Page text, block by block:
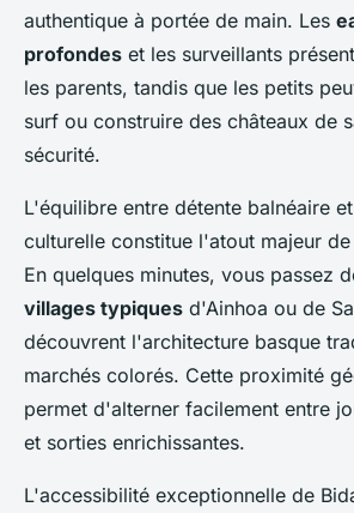
authentique à portée de main. Les
profondes et les surveillants
les parents, tandis que les petits
surf ou construire des châteaux de
sécurité.
L'équilibre entre détente balnéaire
culturelle constitue l'atout majeur
En quelques minutes, vous passez
villages typiques d'Ainhoa ou de
découvrent l'architecture basque
marchés colorés. Cette proximité
permet d'alterner facilement entre
et sorties enrichissantes.
L'accessibilité exceptionnelle de